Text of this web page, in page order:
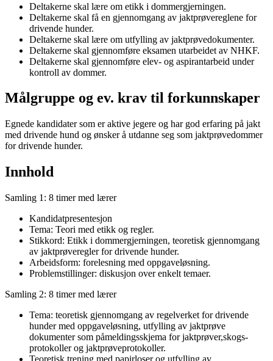
Deltakerne skal lære om etikk i dommergjerningen.
Deltakerne skal få en gjennomgang av jaktprøvereglene for
drivende hunder.
Deltakerne skal lære om utfylling av jaktprøvedokumenter.
Deltakerne skal gjennomføre eksamen utarbeidet av NHKF.
Deltakerne skal gjennomføre elev- og aspirantarbeid under
kontroll av dommer.
Målgruppe og ev. krav til forkunnskaper
Egnede kandidater som er aktive jegere og har god erfaring på jakt
med drivende hund og ønsker å utdanne seg som jaktprøvedommer
for drivende hunder.
Innhold
Samling 1: 8 timer med lærer
Kandidatpresentesjon
Tema: Teori med etikk og regler.
Stikkord: Etikk i dommergjerningen, teoretisk gjennomgang
av jaktprøveregler for drivende hunder.
Arbeidsform: forelesning med oppgaveløsning.
Problemstillinger: diskusjon over enkelt temaer.
Samling 2: 8 timer med lærer
Tema: teoretisk gjennomgang av regelverket for drivende
hunder med oppgaveløsning, utfylling av jaktprøve
dokumenter som påmeldingsskjema for jaktprøver,skogs-
protokoller og jaktprøveprotokoller.